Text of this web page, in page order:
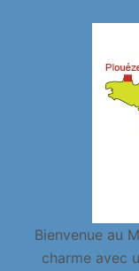
Bienvenue au
charme avec